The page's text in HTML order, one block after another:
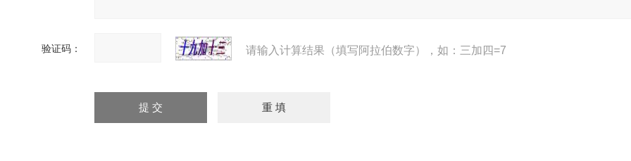
验证码： 请输入计算结果（填写阿拉伯数字），如：三加四=7